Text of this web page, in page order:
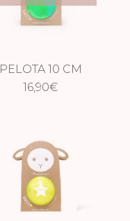
PELOTA 10 CM
GUM VERDE
16,90€